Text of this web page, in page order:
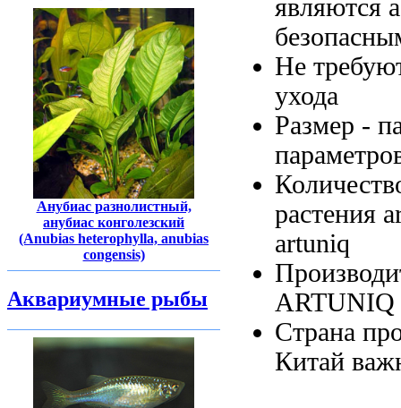
Анубиас разнолистный,
анубиас конголезский
(Anubias heterophylla, anubias
congensis)
Аквариумные рыбы
являются
Не
ухода
Размер -
растения
artuniq
ARTUNIQ
Страна
Китай